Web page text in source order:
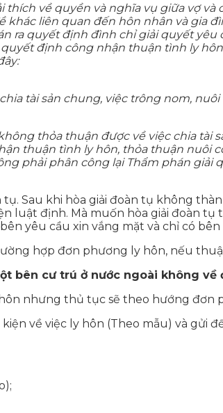
về quyền và nghĩa vụ giữa vợ và
khác liên quan đến hôn nhân và gia
ra quyết định đình chỉ giải quyết yêu
định công nhận thuận tình ly
tài sản chung, việc trông nom,
thỏa thuận được về việc chia tài
thuận tình ly hôn, thỏa thuận nuôi
phải phân công lại Thẩm phán giải
Sau khi hòa giải đoàn tụ không
định. Mà muốn hòa giải đoàn tụ
yêu cầu xin vắng mặt và chỉ có bên
hợp đơn phương ly hôn, nếu
bên cư trú ở nước ngoài không về
nhưng thủ tục sẽ theo hướng đơn
về việc ly hôn (Theo mẫu) và gửi